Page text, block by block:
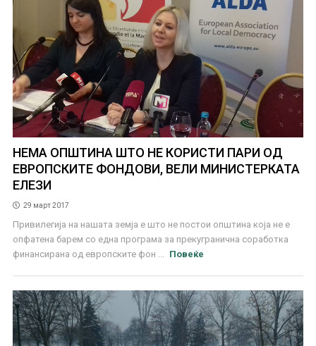
НЕМА ОПШТИНА ШТО НЕ КОРИСТИ ПАРИ ОД
ЕВРОПСКИТЕ ФОНДОВИ, ВЕЛИ МИНИСТЕРКАТА
ЕЛЕЗИ
29 март 2017
Привилегија на нашата земја е што не постои општина која не е
опфатена барем со една програма за прекугранична соработка
финансирана од европските фон ...
Повеќе